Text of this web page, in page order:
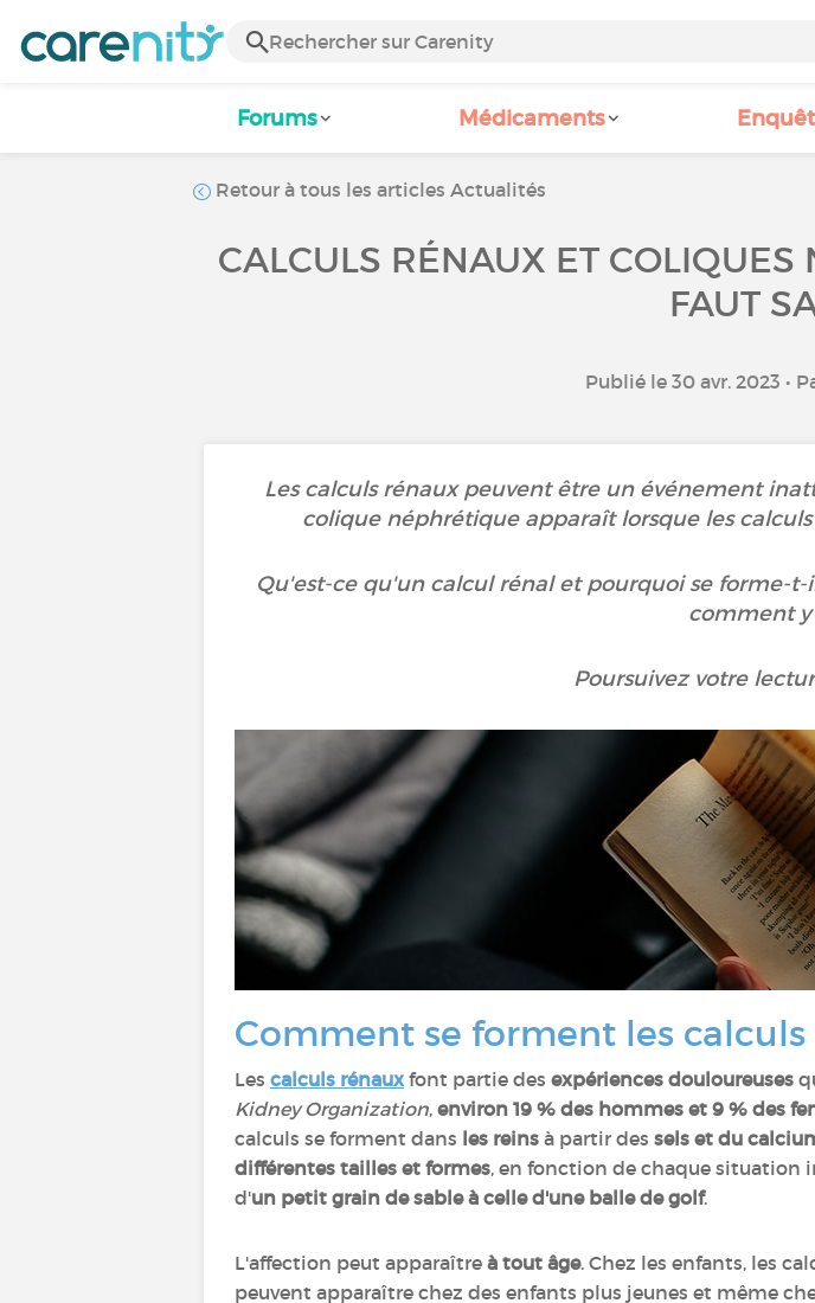
Forums Médicaments
Retour à tous les articles Actualités
CALCULS RÉNAUX ET
FAUT
Publié le 30 avr. 2023 •
Les calculs rénaux peuvent être un événement
colique néphrétique apparaît lorsque les
Qu'est-ce qu'un calcul rénal et pourquoi se forme-
comment y
Poursuivez votre
Comment se forment les
Les calculs rénauxfont partie des expériences douloureuses
Kidney Organization, environ 19 % des hommes et 9 % des
calculs se forment dans les reins à partir des sels et du
différentes tailles et formes, en fonction de chaque situation
d'un petit grain de sable à celle d'une balle de golf.
L'affection peut apparaître à tout âge. Chez les enfants, les
peuvent apparaître chez des enfants plus jeunes et même